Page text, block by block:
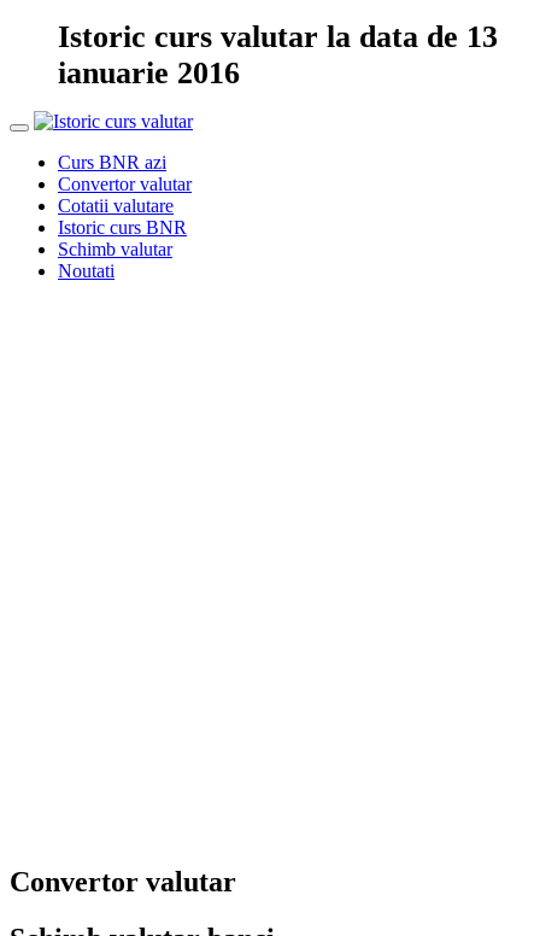
Istoric curs valutar la data de 13
ianuarie 2016
Curs BNR azi
Convertor valutar
Cotatii valutare
Istoric curs BNR
Schimb valutar
Noutati
Convertor valutar